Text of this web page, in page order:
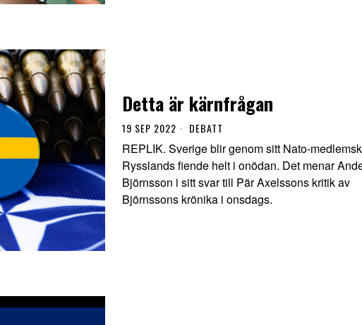
Detta är kärnfrågan
19 SEP 2022 DEBATT
REPLIK. Sverige blir genom sitt Nato-
Rysslands fiende helt i onödan. Det menar
Björnsson i sitt svar till Pär Axelssons kritik av
Björnssons krönika i onsdags.